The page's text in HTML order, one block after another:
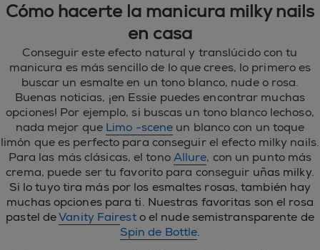
Cómo hacerte la manicura milky nails
en casa
Conseguir este efecto natural y translúcido con tu
manicura es más sencillo de lo que crees, lo primero es
buscar un esmalte en un tono blanco, nude o rosa.
Buenas noticias, ¡en Essie puedes encontrar muchas
opciones! Por ejemplo, si buscas un tono blanco lechoso,
nada mejor que Limo -scene un blanco con un toque
limón que es perfecto para conseguir el efecto milky nails.
Para las más clásicas, el tonoAllure, con un punto más
crema, puede ser tu favorito para conseguir uñas milky.
Si lo tuyo tira más por los esmaltes rosas, también hay
muchas opciones para ti. Nuestras favoritas son el rosa
pastel deVanity Fairesto el nude semistransparente de
Spin de Bottle.